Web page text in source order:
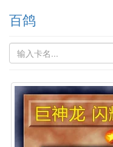
百鸽